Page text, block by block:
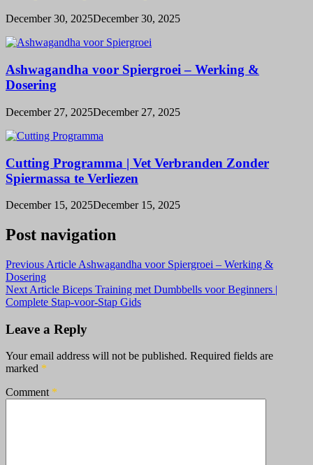
December 30, 2025December 30, 2025
Ashwagandha voor Spiergroei – Werking &
Dosering
December 27, 2025December 27, 2025
Cutting Programma | Vet Verbranden Zonder
Spiermassa te Verliezen
December 15, 2025December 15, 2025
Post navigation
Previous Article Ashwagandha voor Spiergroei – Werking &
Dosering
Next Article Biceps Training met Dumbbells voor Beginners |
Complete Stap-voor-Stap Gids
Leave a Reply
Your email address will not be published. Required fields are
marked *
Comment *